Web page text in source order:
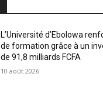
L’Université d’Ebolowa
de formation grâce à un
de 91,8 milliards FCFA
10 août 2026